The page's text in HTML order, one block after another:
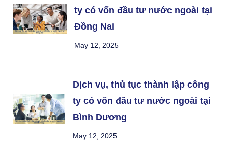
ty có vốn đầu tư nước ngoài tại
Đồng Nai
May 12, 2025
Dịch vụ, thủ tục thành lập công
ty có vốn đầu tư nước ngoài tại
Bình Dương
May 12, 2025